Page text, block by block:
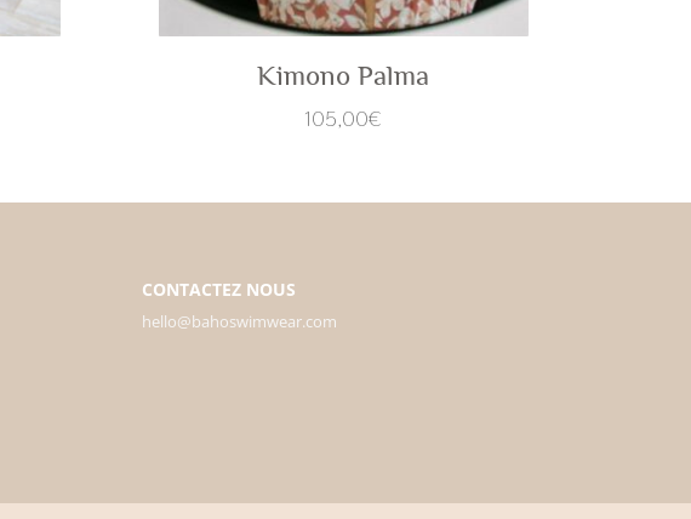
Kimono Palma
105,00€
CONTACTEZ NOUS
hello@bahoswimwear.com